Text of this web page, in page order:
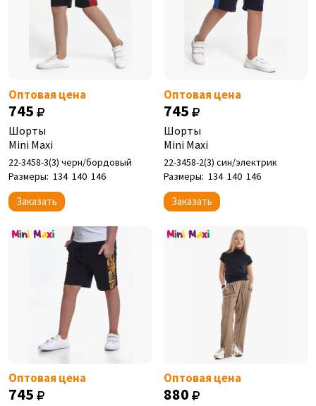
Оптовая цена
745
Шорты
Mini Maxi
22-3458-3(3) черн/бордовый
Размеры: 134 140 146
Заказать
Оптовая цена
745
Шорты
Mini Maxi
22-3458-2(3) син/электрик
Размеры: 134 140 146
Заказать
Оптовая цена
745
Оптовая цена
880